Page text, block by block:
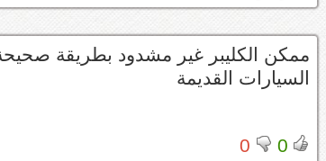
ممكن الكليبر غير مشدود بطريقة
السيارات القديمة
0
0